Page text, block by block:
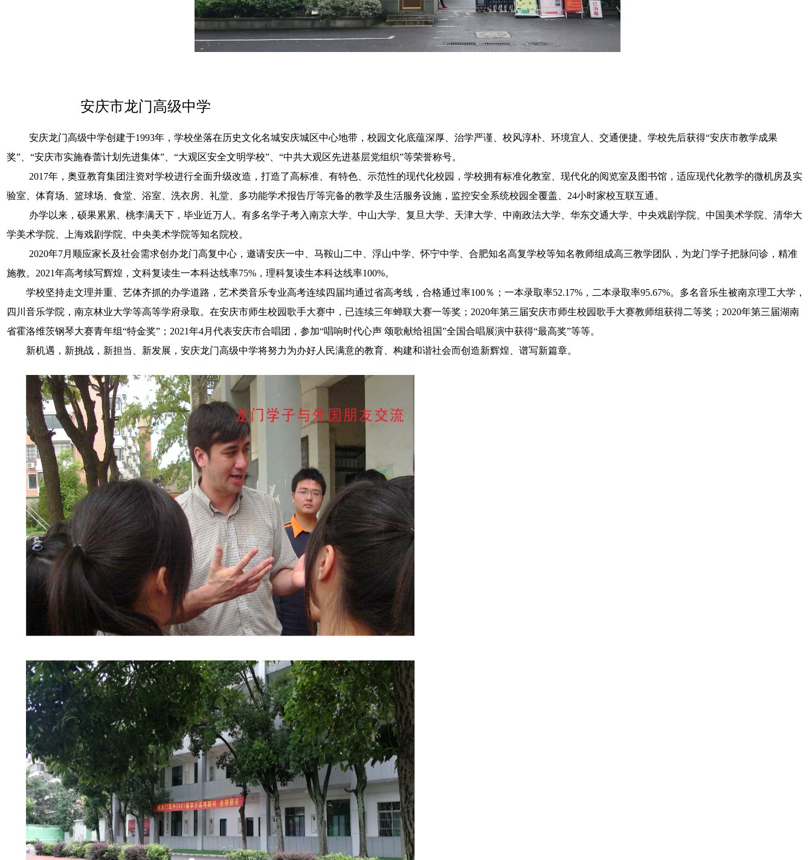
安庆市龙门高级中学
安庆龙门高级中学创建于1993年，学校坐落在历史文化名城安庆城区中心地带，校园文化底蕴深厚、治学严谨、校风淳朴、环境宜人、交通便捷。学校先后获得“安庆市教学成果
奖”、“安庆市实施春蕾计划先进集体”、“大观区安全文明学校”、“中共大观区先进基层党组织”等荣誉称号。
2017年，奥亚教育集团注资对学校进行全面升级改造，打造了高标准、有特色、示范性的现代化校园，学校拥有标准化教室、现代化的阅览室及图书馆，适应现代化教学的微机房及实
验室、体育场、篮球场、食堂、浴室、洗衣房、礼堂、多功能学术报告厅等完备的教学及生活服务设施，监控安全系统校园全覆盖、24小时家校互联互通。
办学以来，硕果累累、桃李满天下，毕业近万人。有多名学子考入南京大学、中山大学、复旦大学、天津大学、中南政法大学、华东交通大学、中央戏剧学院、中国美术学院、清华大
学美术学院、上海戏剧学院、中央美术学院等知名院校。
2020年7月顺应家长及社会需求创办龙门高复中心，邀请安庆一中、马鞍山二中、浮山中学、怀宁中学、合肥知名高复学校等知名教师组成高三教学团队，为龙门学子把脉问诊，精准
施教。2021年高考续写辉煌，文科复读生一本科达线率75%，理科复读生本科达线率100%。
学校坚持走文理并重、艺体齐抓的办学道路，艺术类音乐专业高考连续四届均通过省高考线，合格通过率100％；一本录取率52.17%，二本录取率95.67%。多名音乐生被南京理工大学，
四川音乐学院，南京林业大学等高等学府录取。在安庆市师生校园歌手大赛中，已连续三年蝉联大赛一等奖；2020年第三届安庆市师生校园歌手大赛教师组获得二等奖；2020年第三届湖南
省霍洛维茨钢琴大赛青年组“特金奖”；2021年4月代表安庆市合唱团，参加“唱响时代心声 颂歌献给祖国”全国合唱展演中获得“最高奖”等等。
新机遇，新挑战，新担当、新发展，安庆龙门高级中学将努力为办好人民满意的教育、构建和谐社会而创造新辉煌、谱写新篇章。